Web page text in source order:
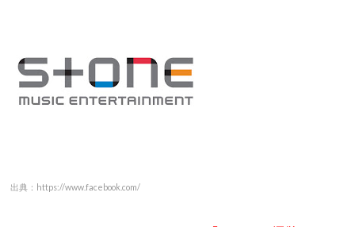
出典：https://www.facebook.com/